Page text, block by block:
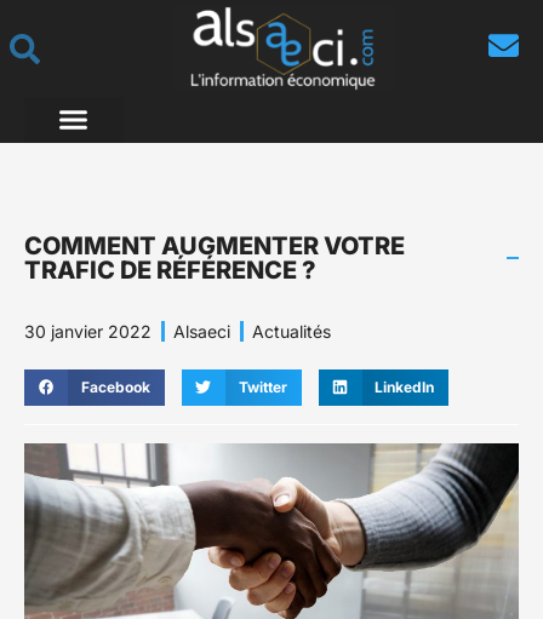
COMMENT AUGMENTER VOTRE
TRAFIC DE RÉFÉRENCE ?
30 janvier 2022 Alsaeci Actualités
Facebook Twitter LinkedIn